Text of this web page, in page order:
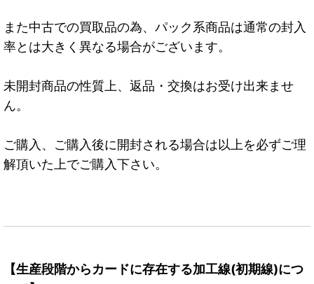
また中古での買取品の為、パック系商品は通常の封入
率とは大きく異なる場合がございます。
未開封商品の性質上、返品・交換はお受け出来ませ
ん。
ご購入、ご購入後に開封される場合は以上を必ずご理
解頂いた上でご購入下さい。
【生産段階からカードに存在する加工線(初期線)につ